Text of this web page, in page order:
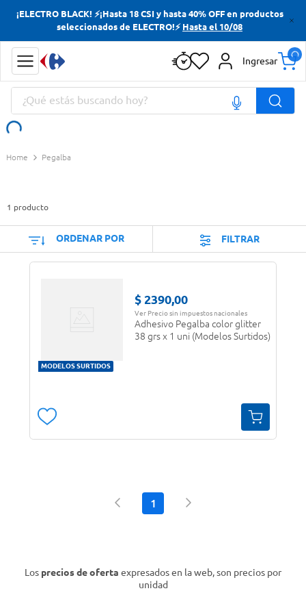
¡ELECTRO BLACK! ⚡¡Hasta 18 CSI y hasta 40% OFF en productos
seleccionados de ELECTRO!⚡ Hasta el 10/08
Ingresar
¿Qué estás buscando hoy?
Pegalba
1 producto
ORDENAR POR FILTRAR
MODELOS SURTIDOS
$ 2390,00
Ver Precio sin impuestos nacionales
Adhesivo Pegalba color glitter
38 grs x 1 uni (Modelos Surtidos)
1
Los precios de oferta expresados en la web, son precios por
unidad
Términos más buscados
Yerba
Papas Fritas
Términos más buscados
Yerba
Cerveza
Papas Fritas
Doves